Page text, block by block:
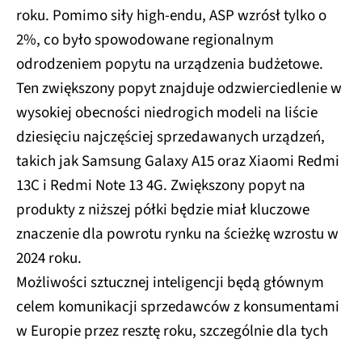
roku. Pomimo siły high-endu, ASP wzrósł tylko o
2%, co było spowodowane regionalnym
odrodzeniem popytu na urządzenia budżetowe.
Ten zwiększony popyt znajduje odzwierciedlenie w
wysokiej obecności niedrogich modeli na liście
dziesięciu najczęściej sprzedawanych urządzeń,
takich jak Samsung Galaxy A15 oraz Xiaomi Redmi
13C i Redmi Note 13 4G. Zwiększony popyt na
produkty z niższej półki będzie miał kluczowe
znaczenie dla powrotu rynku na ścieżkę wzrostu w
2024 roku.
Możliwości sztucznej inteligencji będą głównym
celem komunikacji sprzedawców z konsumentami
w Europie przez resztę roku, szczególnie dla tych